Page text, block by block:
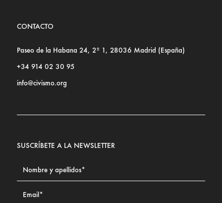
CONTACTO
Paseo de la Habana 24, 2º 1, 28036 Madrid (España)
+34 914 02 30 95
info@civismo.org
SUSCRÍBETE A LA NEWSLETTER